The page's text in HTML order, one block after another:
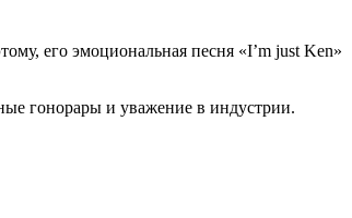
его эмоциональная песня «I’m just Ken»
гонорары и уважение в индустрии.